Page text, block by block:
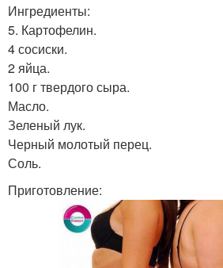
Ингредиенты:
5. Картофелин.
4 сосиски.
2 яйца.
100 г твердого сыра.
Масло.
Зеленый лук.
Черный молотый перец.
Соль.
Приготовление: